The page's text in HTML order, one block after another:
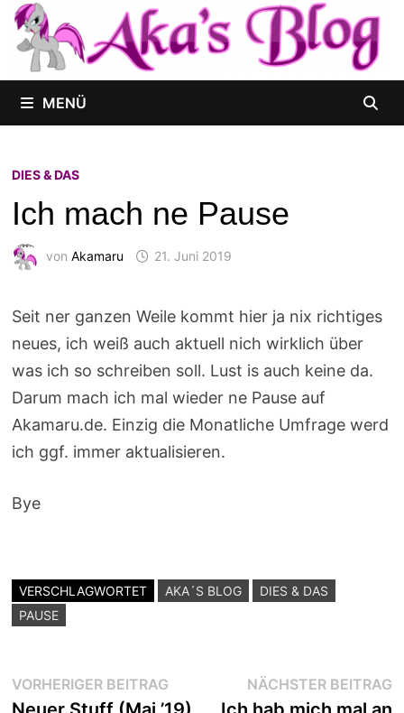
Zum
Inhalt
springen
MENÜ
DIES & DAS
Ich mach ne Pause
von Akamaru 21. Juni 2019
Seit ner ganzen Weile kommt hier ja nix richtiges
neues, ich weiß auch aktuell nich wirklich über
was ich so schreiben soll. Lust is auch keine da.
Darum mach ich mal wieder ne Pause auf
Akamaru.de. Einzig die Monatliche Umfrage werd
ich ggf. immer aktualisieren.
Bye
VERSCHLAGWORTET AKA´S BLOG
DIES & DAS
PAUSE
Beitragsnavigation
VORHERIGER BEITRAGVorheriger
Beitrag:
NÄCHSTER BEITRAG